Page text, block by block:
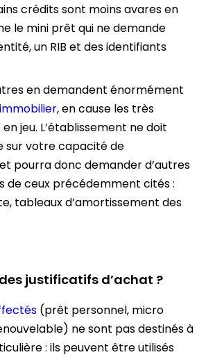
crédits sont moins avares en
le mini prêt qui ne demande
un RIB et des identifiants
en demandent énormément
, en cause les très
jeu. L’établissement ne doit
sur votre capacité de
pourra donc demander d’autres
de ceux précédemment cités :
tableaux d’amortissement des
justificatifs d’achat ?
(prêt personnel, micro
ne sont pas destinés à
: ils peuvent être utilisés